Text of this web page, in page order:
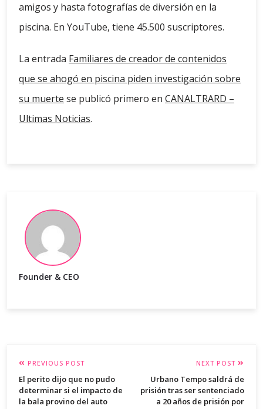
amigos y hasta fotografías de diversión en la
piscina. En YouTube, tiene 45.500 suscriptores.
La entrada Familiares de creador de contenidos
que se ahogó en piscina piden investigación sobre
su muerte se publicó primero en CANALTRARD –
Ultimas Noticias.
Founder & CEO
PREVIOUS POST
El perito dijo que no pudo
determinar si el impacto de
la bala provino del auto
NEXT POST
Urbano Tempo saldrá de
prisión tras ser sentenciado
a 20 años de prisión por